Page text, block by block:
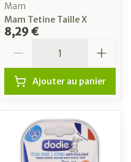
Mam
Mam Tetine Taille X
8,29 €
Ajouter au panier